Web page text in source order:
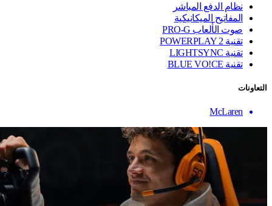
نظام الدفع المباشر
المفاتيح الميكانيكية
صوت الألعاب PRO-G
تقنية ‏POWERPLAY 2
تقنية LIGHTSYNC
تقنية BLUE VO!CE
التعاونات
McLaren